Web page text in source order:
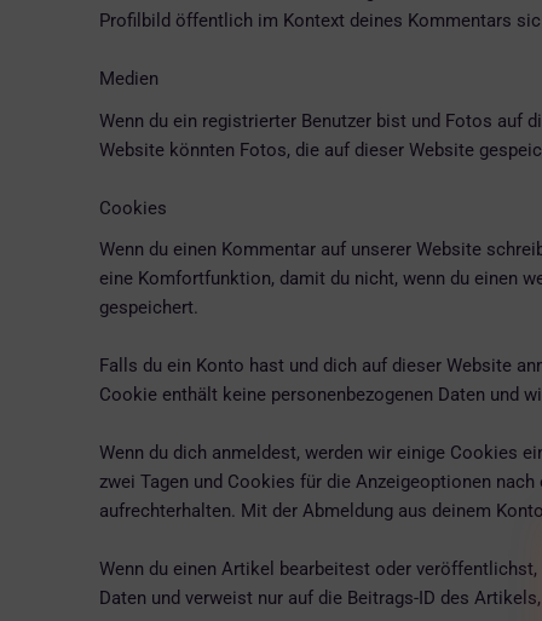
Profilbild öffentlich im Kontext deines Kommentars
Medien
Wenn du ein registrierter Benutzer bist und Fotos auf
Website könnten Fotos, die auf dieser Website
Cookies
Wenn du einen Kommentar auf unserer Website
eine Komfortfunktion, damit du nicht, wenn du einen
gespeichert.
Falls du ein Konto hast und dich auf dieser Website
Cookie enthält keine personenbezogenen Daten und
Wenn du dich anmeldest, werden wir einige Cookies
zwei Tagen und Cookies für die Anzeigeoptionen
aufrechterhalten. Mit der Abmeldung aus deinem
Wenn du einen Artikel bearbeitest oder
Daten und verweist nur auf die Beitrags-ID des